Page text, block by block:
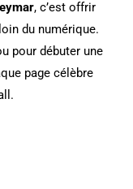
, c’est offrir
du numérique.
pour débuter une
page célèbre